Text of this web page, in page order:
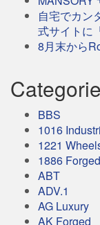
自宅でカン
式サイトに
8月末から
BBS
1016
1221
1886
ABT
ADV.1
AG Luxury
AK Forged